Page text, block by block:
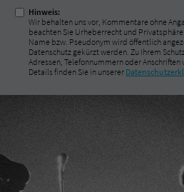
Hinweis:
Wir behalten uns vor, Kommentare ohne
beachten Sie Urheberrecht und
Name bzw. Pseudonym wird öffentlich
Datenschutz gekürzt werden. Zu Ihrem
Adressen, Telefonnummern oder
Details finden Sie in unserer